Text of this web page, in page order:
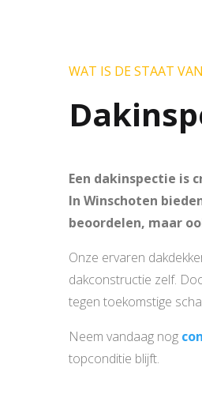
WAT IS DE STAAT
Een dakinspectie is
In Winschoten
beoordelen, maar
Onze ervaren
dakconstructie zelf.
tegen toekomstige
Neem vandaag nog
topconditie blijft.